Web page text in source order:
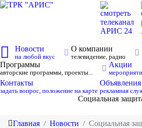
смотреть
телеканал
АРИС 24
Новости
на любой вкус
О компании
телевидение, радио
Программы
авторские программы, проекты...
Акции
Контакты
задать вопрос, положение на карте
Объявления
рекламная
Социальная
Главная Новости Социальная